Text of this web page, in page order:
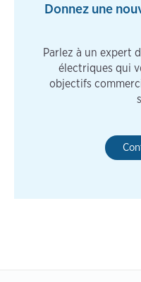
Donnez une
Parlez à un expert
électriques qui
objectifs